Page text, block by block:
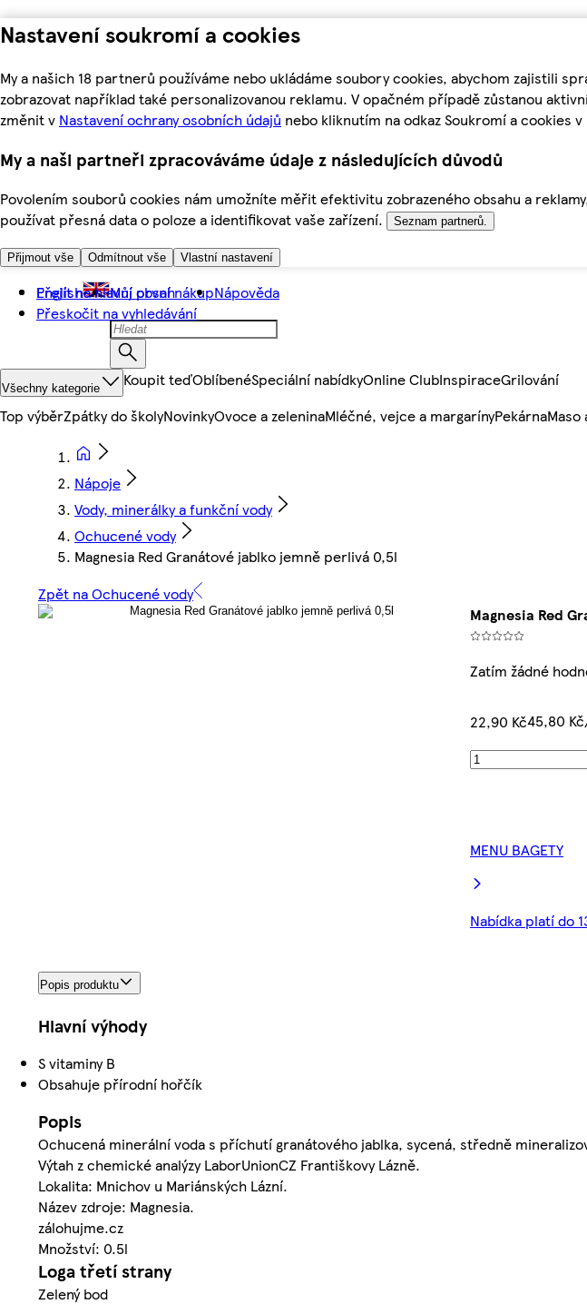
Nastavení soukromí a cookies
My a našich 18 partnerů používáme nebo ukládáme soubory cookies, abychom zajistili
zobrazovat například také personalizovanou reklamu. V opačném případě zůstanou
změnit v Nastavení ochrany osobních údajů nebo kliknutím na odkaz Soukromí a cookies
My a naši partneři zpracováváme údaje z následujících důvodů
Povolením souborů cookies nám umožníte měřit efektivitu zobrazeného obsahu a
používat přesná data o poloze a identifikovat vaše zařízení.
Seznam partnerů.
Přijmout vše Odmítnout vše Vlastní nastavení
Přejít na hlavní obsah
Přeskočit na vyhledávání
English Můj první nákupNápověda
Všechny kategorie Koupit teďOblíbenéSpeciální nabídkyOnline ClubInspiraceGrilování
Top výběrZpátky do školyNovinkyOvoce a zeleninaMléčné, vejce a margarínyPekárnaMaso
Nápoje
Vody, minerálky a funkční vody
Ochucené vody
Magnesia Red Granátové jablko jemně perlivá 0,5l
Zpět na Ochucené vody
Magnesia Red
Zatím žádné
22,90 Kč45,80
MENU BAGETY
Nabídka platí do
Popis produktu
Hlavní výhody
S vitaminy B
Obsahuje přírodní hořčík
Popis
Ochucená minerální voda s příchutí granátového jablka, sycená, středně
Výtah z chemické analýzy LaborUnionCZ Františkovy Lázně.
Lokalita: Mnichov u Mariánských Lázní.
Název zdroje: Magnesia.
zálohujme.cz
Množství: 0.5l
Loga třetí strany
Zelený bod